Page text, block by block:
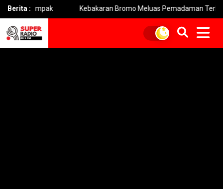
Berita : Kebakaran Bromo Meluas Pemadaman Terhambat